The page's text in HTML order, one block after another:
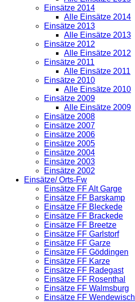
Einsätze 2014
Alle Einsätze 2014
Einsätze 2013
Alle Einsätze 2013
Einsätze 2012
Alle Einsätze 2012
Einsätze 2011
Alle Einsätze 2011
Einsätze 2010
Alle Einsätze 2010
Einsätze 2009
Alle Einsätze 2009
Einsätze 2008
Einsätze 2007
Einsätze 2006
Einsätze 2005
Einsätze 2004
Einsätze 2003
Einsätze 2002
Einsätze/ Orts-Fw
Einsätze FF Alt Garge
Einsätze FF Barskamp
Einsätze FF Bleckede
Einsätze FF Brackede
Einsätze FF Breetze
Einsätze FF Garlstorf
Einsätze FF Garze
Einsätze FF Göddingen
Einsätze FF Karze
Einsätze FF Radegast
Einsätze FF Rosenthal
Einsätze FF Walmsburg
Einsätze FF Wendewisch